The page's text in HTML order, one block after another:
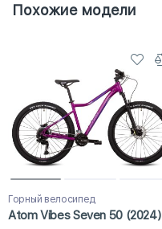
Похожие модели
Горный велосипед
Atom Vibes Seven 50 (2024)